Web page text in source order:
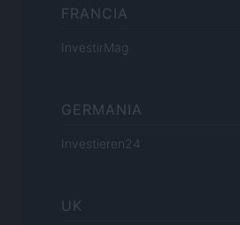
FRANCIA
InvestirMag
GERMANIA
Investieren24
UK